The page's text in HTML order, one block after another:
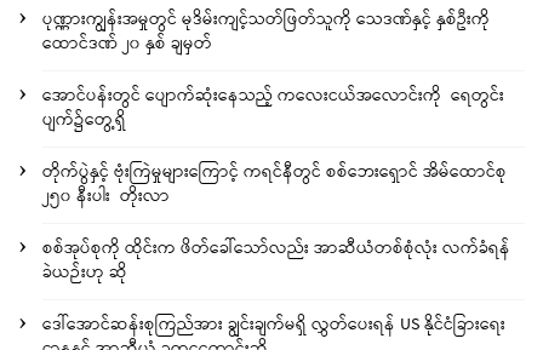
ပုဏ္ဏားကျွန်းအမှုတွင် မုဒိမ်းကျင့်သတ်ဖြတ်သူကို သေဒဏ်နှင့် နှစ်ဦးကို
ထောင်ဒဏ် ၂၀ နှစ် ချမှတ်
အောင်ပန်းတွင် ပျောက်ဆုံးနေသည့် ကလေးငယ်အလောင်းကို ရေတွင်း
ပျက်၌တွေ့ရှိ
တိုက်ပွဲနှင့် ဗုံးကြဲမှုများကြောင့် ကရင်နီတွင် စစ်ဘေးရှောင် အိမ်ထောင်စု
၂၅၀ နီးပါး တိုးလာ
စစ်အုပ်စုကို ထိုင်းက ဖိတ်ခေါ်သော်လည်း အာဆီယံတစ်စုံလုံး လက်ခံရန်
ခဲယဉ်းဟု ဆို
ဒေါ်အောင်ဆန်းစုကြည်အား ချွင်းချက်မရှိ လွှတ်ပေးရန် US နိုင်ငံခြားရေး